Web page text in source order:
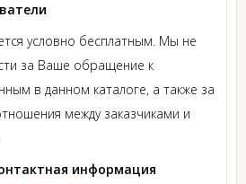
условно бесплатным. Мы не
за Ваше обращение к
в данном каталоге, а также за
между заказчиками и
информация